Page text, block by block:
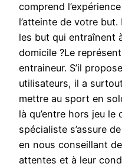
comprend
l’atteinte de votre
les but qui entraînent
domicile ?Le
entraineur. S’il
utilisateurs, il a
mettre au sport en
là qu’entre hors jeu
spécialiste s’assure
en nous conseillant
attentes et à leur